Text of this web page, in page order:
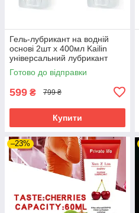
Гель-лубрикант на водній
основі 2шт х 400мл Kailin
універсальний лубрикант
Каiлiн
Готово до відправки
599 ₴ 799 ₴
Купити
–23%